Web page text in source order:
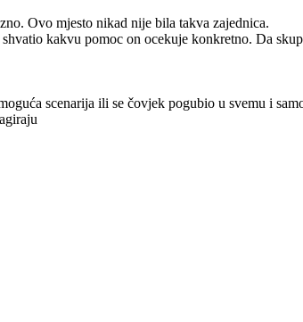
Ovo mjesto nikad nije bila takva zajednica.
kakvu pomoc on ocekuje konkretno. Da
scenarija ili se čovjek pogubio u svemu i